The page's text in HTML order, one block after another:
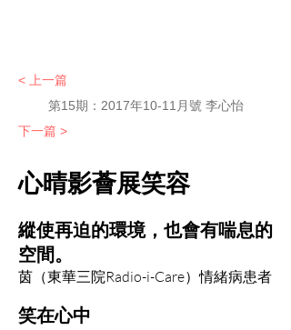
< 上一篇
第15期：2017年10-11月號 李心怡
下一篇 >
心晴影薈展笑容
縱使再迫的環境，也會有喘息的
空間。
茵（東華三院Radio-i-Care）情緒病患者
笑在心中